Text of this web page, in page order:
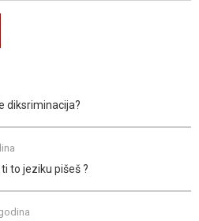
diksriminacija?
to jeziku pišeš ?